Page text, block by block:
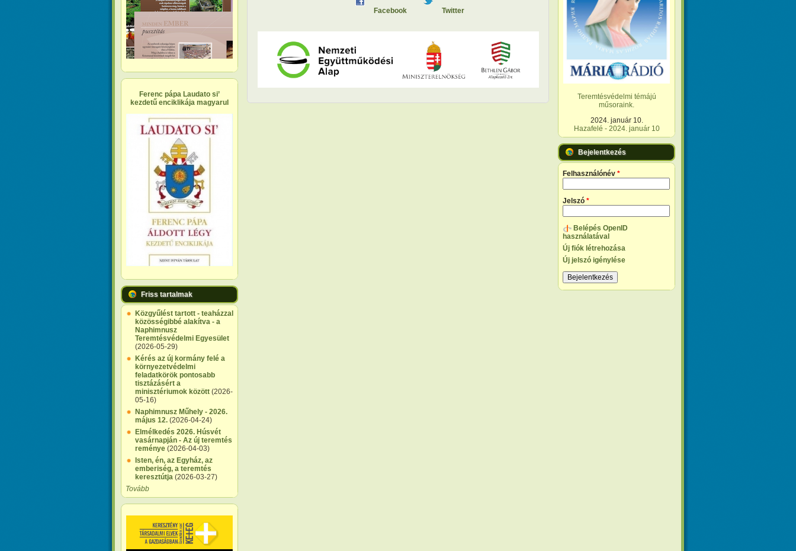
Ferenc pápa Laudato si’
kezdetű enciklikája magyarul
Friss tartalmak
Közgyűlést tartott - teaházzal
közösségibbé alakítva - a
Naphimnusz
Teremtésvédelmi Egyesület
(2026-05-29)
Kérés az új kormány felé a
környezetvédelmi
feladatkörök pontosabb
tisztázásért a
minisztériumok között (2026-
05-16)
Naphimnusz Műhely - 2026.
május 12. (2026-04-24)
Elmélkedés 2026. Húsvét
vasárnapján - Az új teremtés
reménye (2026-04-03)
Isten, én, az Egyház, az
emberiség, a teremtés
keresztútja (2026-03-27)
Tovább
Facebook Twitter
Teremtésvédelmi témájú
műsoraink.
2024. január 10.
Hazafelé - 2024. január 10
Bejelentkezés
Felhasználónév *
Jelszó *
Belépés OpenID
használatával
Új fiók létrehozása
Új jelszó igénylése